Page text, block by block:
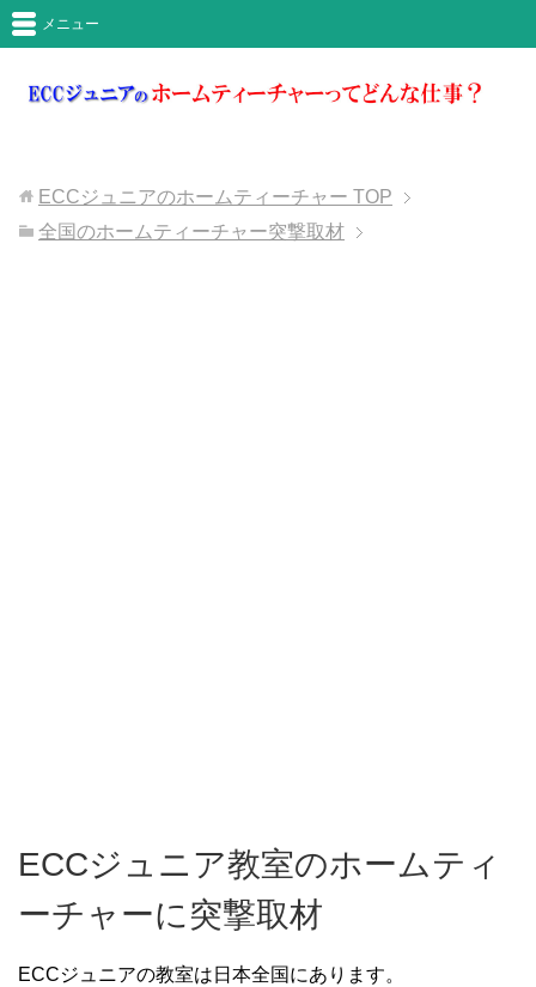
メニュー
ECCジュニアのホームティーチャー TOP
全国のホームティーチャー突撃取材
ECCジュニア教室のホームティ
ーチャーに突撃取材
ECCジュニアの教室は日本全国にあります。